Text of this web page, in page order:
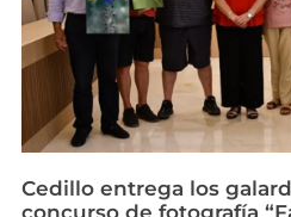
Cedillo entrega los
concurso de fotografía